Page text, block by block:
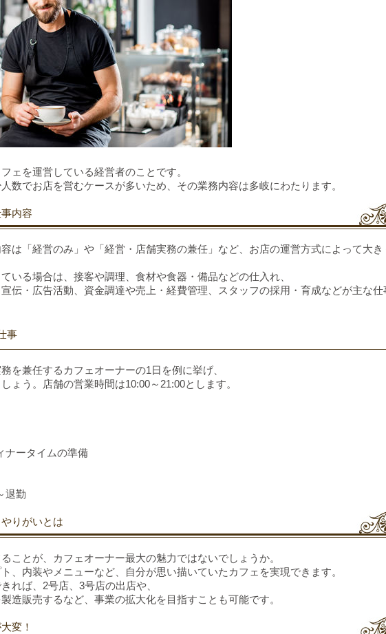
ェを運営している経営者のことです。
数でお店を営むケースが多いため、その業務内容は多岐にわたります。
内容
は「経営のみ」や「経営・店舗実務の兼任」など、お店の運営方式によって大き
いる場合は、接客や調理、食材や食器・備品などの仕入れ、
伝・広告活動、資金調達や売上・経費管理、スタッフの採用・育成などが主な仕
事
を兼任するカフェオーナーの1日を例に挙げ、
ょう。店舗の営業時間は10:00～21:00とします。
ナータイムの準備
退勤
りがいとは
ことが、カフェオーナー最大の魅力ではないでしょうか。
、内装やメニューなど、自分が思い描いていたカフェを実現できます。
れば、2号店、3号店の出店や、
造販売するなど、事業の拡大化を目指すことも可能です。
変！